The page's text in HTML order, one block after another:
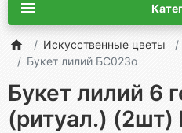
Искусственные цветы
Букет лилий БС023о
Букет лилий 6
(ритуал.)